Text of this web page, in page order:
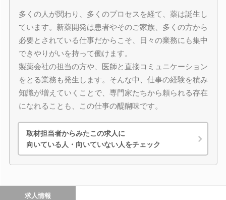
多くの人が関わり、多くのプロセスを経て、薬は誕生し
ています。新薬開発は患者やそのご家族、多くの方から
必要とされている仕事だからこそ、日々の業務にも集中
できやりがいを持って働けます。
製薬会社の担当の方や、医師と直接コミュニケーション
をとる業務も発生します。そんな中、仕事の経験を積み
知識が増えていくことで、専門家たちから頼られる存在
になれることも、この仕事の醍醐味です。
取材担当者からみたこの求人に
向いている人・向いていない人をチェック
求人情報